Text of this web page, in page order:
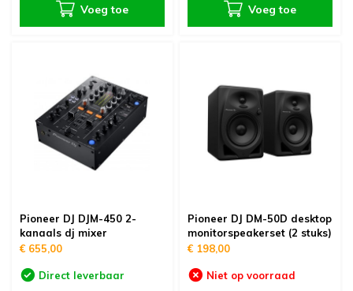
Voeg toe Voeg toe
Pioneer DJ DJM-450 2-
kanaals dj mixer
€ 655,00
Direct leverbaar
Pioneer DJ DM-50D desktop
monitorspeakerset (2 stuks)
€ 198,00
Niet op voorraad